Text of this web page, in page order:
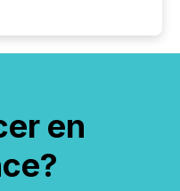
en